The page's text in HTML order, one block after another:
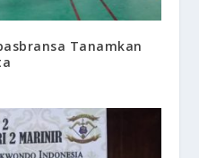
Tanamkan